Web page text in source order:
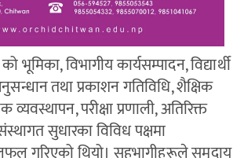
भूमिका, विभागीय कार्यसम्पादन, विद्यार्थी
तथा प्रकाशन गतिविधि, शैक्षिक
परीक्षा प्रणाली, अतिरिक्त
सुधारका विविध पक्षमा